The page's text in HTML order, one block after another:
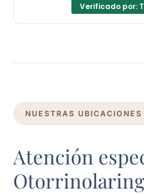
Verificado por:
NUESTRAS UBICACIONES
Atención